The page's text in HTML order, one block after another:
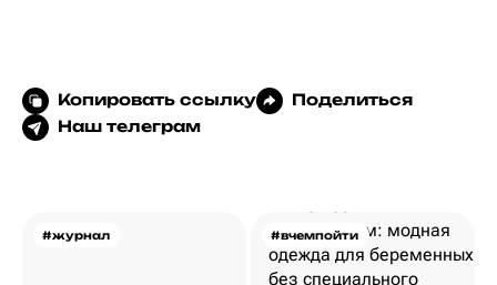
Копировать ссылку
Поделиться
Наш телеграм
#журнал #вчемпойти